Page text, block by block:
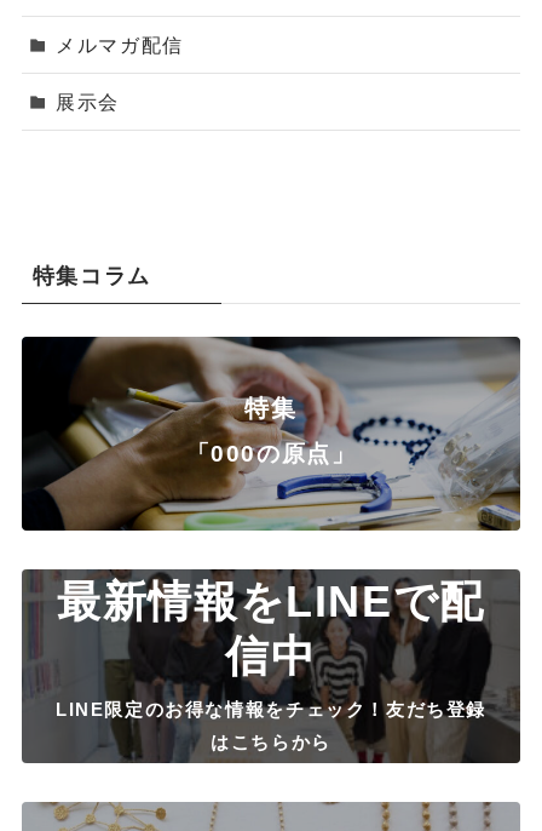
メルマガ配信
展示会
特集コラム
特集
「000の原点」
最新情報をLINEで配
信中
LINE限定のお得な情報をチェック！友だち登録
はこちらから